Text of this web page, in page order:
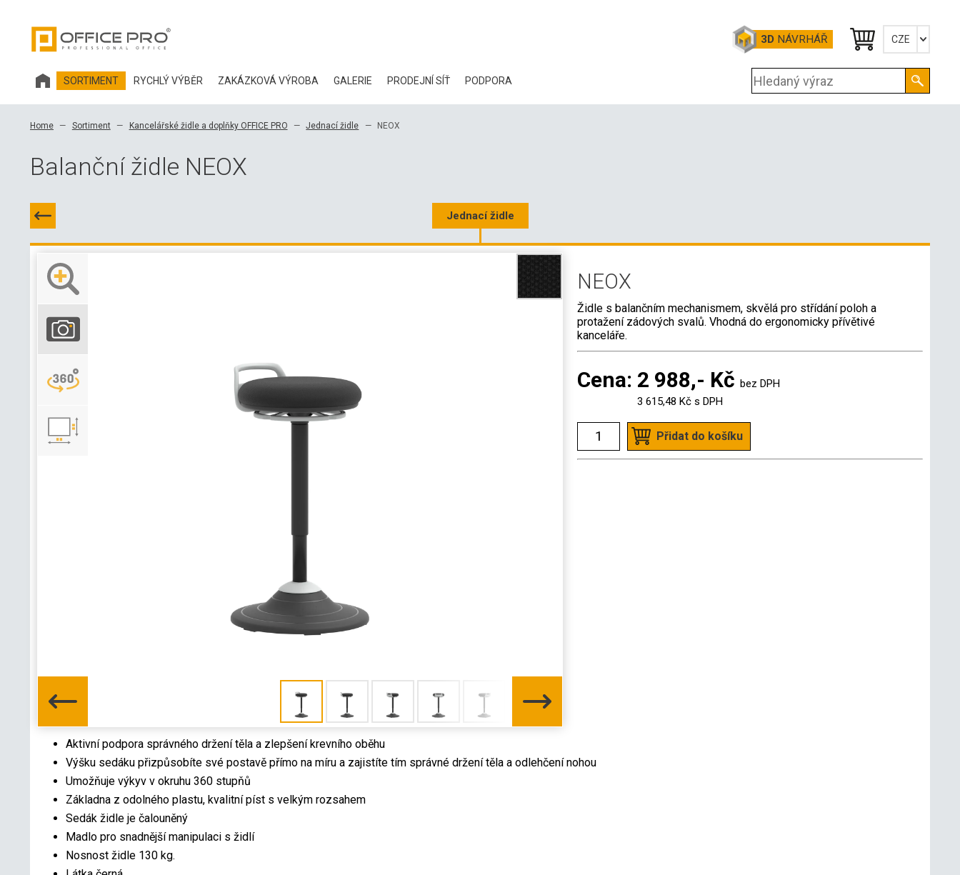
3D NÁVRHÁŘ CZE
English
SORTIMENT RYCHLÝ VÝBĚR ZAKÁZKOVÁ VÝROBA GALERIE PRODEJNÍ SÍŤ PODPORA
BLOG
KE STAŽENÍ
3D DATA
VELKOOBCHODNÍ KONTAKTY
Home Sortiment Kancelářské židle a doplňky OFFICE PRO Jednací židle NEOX
Balanční židle NEOX
Jednací židle
NEOX
Židle s balančním mechanismem, skvělá pro střídání poloh a
protažení zádových svalů. Vhodná do ergonomicky přívětivé
kanceláře.
Cena: 2 988,- Kč bez DPH
3 615,48 Kč s DPH
Přidat do košíku
Aktivní podpora správného držení těla a zlepšení krevního oběhu
Výšku sedáku přizpůsobíte své postavě přímo na míru a zajistíte tím správné držení těla a odlehčení nohou
Umožňuje výkyv v okruhu 360 stupňů
Základna z odolného plastu, kvalitní píst s velkým rozsahem
Sedák židle je čalouněný
Madlo pro snadnější manipulaci s židlí
Nosnost židle 130 kg.